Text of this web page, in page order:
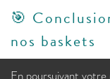
🎯
nos baskets